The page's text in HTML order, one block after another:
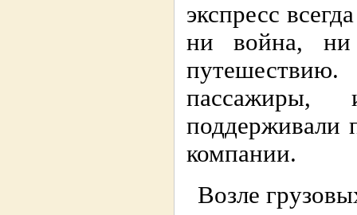
экспресс
ни война,
пассажиры,
поддерживали
компании.
Возле